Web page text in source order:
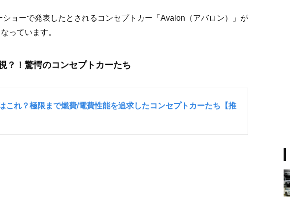
ショーで発表したとされるコンセプトカー「Avalon（アバロン）」が
っています。
？！驚愕のコンセプトカーたち